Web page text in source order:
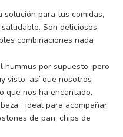
para tus comidas,
Son deliciosos,
combinaciones nada
por supuesto, pero
visto, así que nosotros
que nos ha encantado,
ideal para acompañar
de pan, chips de